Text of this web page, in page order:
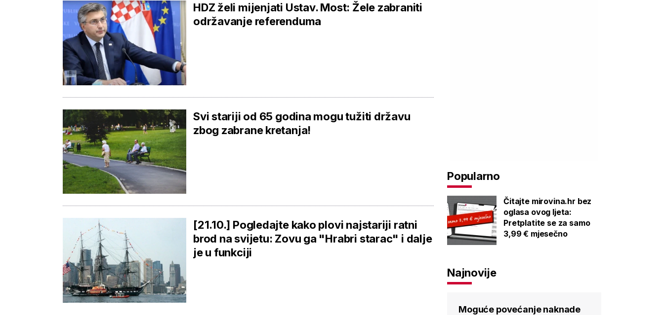
HDZ želi mijenjati Ustav. Most: Žele zabraniti
održavanje referenduma
Svi stariji od 65 godina mogu tužiti državu
zbog zabrane kretanja!
[21.10.] Pogledajte kako plovi najstariji ratni
brod na svijetu: Zovu ga "Hrabri starac" i dalje
je u funkciji
Popularno
Čitajte mirovina.hr bez
oglasa ovog ljeta:
Pretplatite se za samo
3,99 € mjesečno
Najnovije
Moguće povećanje naknade